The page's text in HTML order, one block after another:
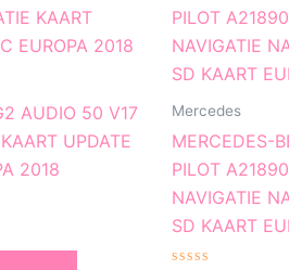
AUDIO 50 V17
UPDATE
2018
29,99
product
heeft
Mercedes
MERCEDES-
PILOT
NAVIGATIE
SD KAART